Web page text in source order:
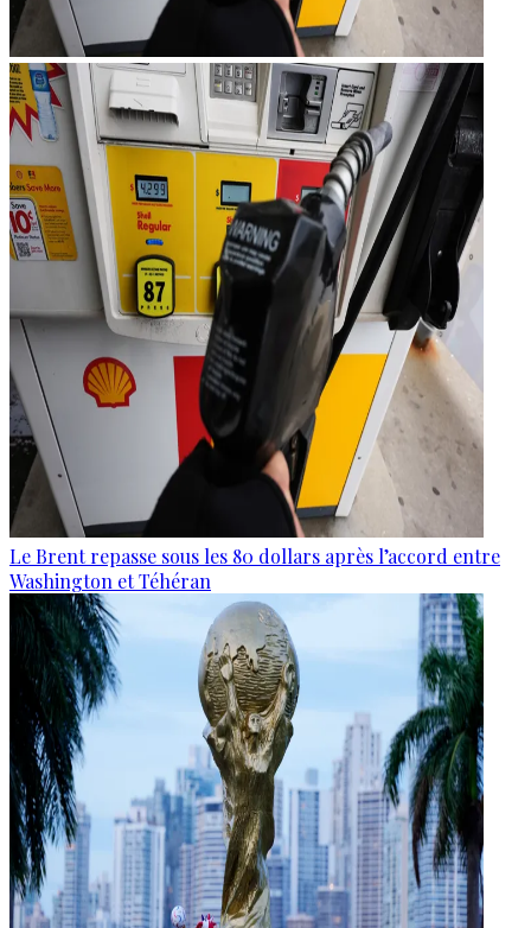
Le Brent repasse sous les 80 dollars après l’accord entre
Washington et Téhéran